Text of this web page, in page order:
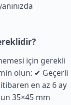
için gerekli
olun: ✔ Geçerli
en az 6 ay
35×45 mm